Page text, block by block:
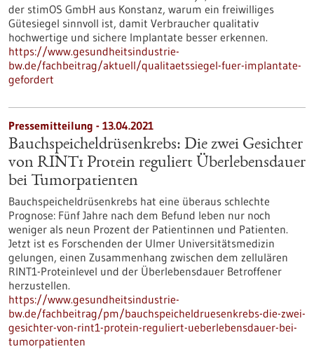
der stimOS GmbH aus Konstanz, warum ein freiwilliges
Gütesiegel sinnvoll ist, damit Verbraucher qualitativ
hochwertige und sichere Implantate besser erkennen.
https://www.gesundheitsindustrie-
bw.de/fachbeitrag/aktuell/qualitaetssiegel-fuer-implantate-
gefordert
Pressemitteilung - 13.04.2021
Bauchspeicheldrüsenkrebs: Die zwei Gesichter
von RINT1 Protein reguliert Überlebensdauer
bei Tumorpatienten
Bauchspeicheldrüsenkrebs hat eine überaus schlechte
Prognose: Fünf Jahre nach dem Befund leben nur noch
weniger als neun Prozent der Patientinnen und Patienten.
Jetzt ist es Forschenden der Ulmer Universitätsmedizin
gelungen, einen Zusammenhang zwischen dem zellulären
RINT1-Proteinlevel und der Überlebensdauer Betroffener
herzustellen.
https://www.gesundheitsindustrie-
bw.de/fachbeitrag/pm/bauchspeicheldruesenkrebs-die-zwei-
gesichter-von-rint1-protein-reguliert-ueberlebensdauer-bei-
tumorpatienten